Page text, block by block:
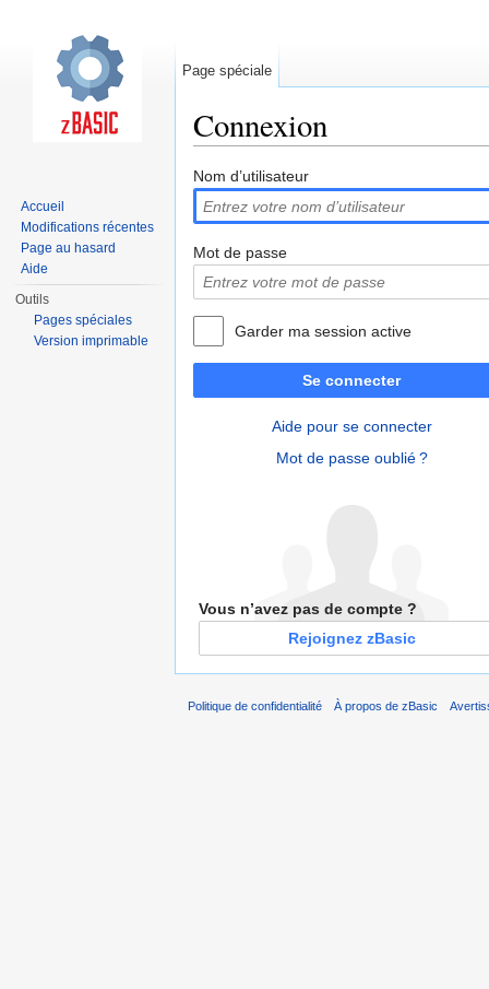
Connexion
Nom d’utilisateur
Mot de passe
Garder ma session active
Se connecter
Aide pour se connecter
Mot de passe oublié ?
Vous n’avez pas de compte ?
Rejoignez zBasic
Page spéciale
Accueil
Modifications récentes
Page au hasard
Aide
Outils
Pages spéciales
Version imprimable
Politique de confidentialité À propos de zBasic